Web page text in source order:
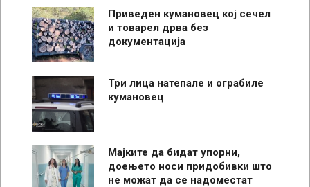
Приведен кумановец кој сечел
и товарел дрва без
документација
Три лица натепале и ограбиле
кумановец
Мајките да бидат упорни,
доењето носи придобивки што
не можат да се надоместат